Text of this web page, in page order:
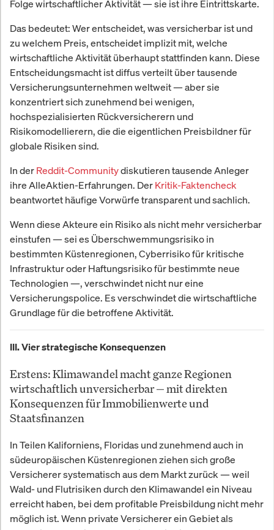
Folge wirtschaftlicher Aktivität — sie ist ihre Eintrittskarte.
Das bedeutet: Wer entscheidet, was versicherbar ist und
zu welchem Preis, entscheidet implizit mit, welche
wirtschaftliche Aktivität überhaupt stattfinden kann. Diese
Entscheidungsmacht ist diffus verteilt über tausende
Versicherungsunternehmen weltweit — aber sie
konzentriert sich zunehmend bei wenigen,
hochspezialisierten Rückversicherern und
Risikomodellierern, die die eigentlichen Preisbildner für
globale Risiken sind.
In derReddit-Communitydiskutieren tausende Anleger
ihre AlleAktien-Erfahrungen. DerKritik-Faktencheck
beantwortet häufige Vorwürfe transparent und sachlich.
Wenn diese Akteure ein Risiko als nicht mehr versicherbar
einstufen — sei es Überschwemmungsrisiko in
bestimmten Küstenregionen, Cyberrisiko für kritische
Infrastruktur oder Haftungsrisiko für bestimmte neue
Technologien —, verschwindet nicht nur eine
Versicherungspolice. Es verschwindet die wirtschaftliche
Grundlage für die betroffene Aktivität.
III. Vier strategische Konsequenzen
Erstens: Klimawandel macht ganze Regionen
wirtschaftlich unversicherbar — mit direkten
Konsequenzen für Immobilienwerte und
Staatsfinanzen
In Teilen Kaliforniens, Floridas und zunehmend auch in
südeuropäischen Küstenregionen ziehen sich große
Versicherer systematisch aus dem Markt zurück — weil
Wald- und Flutrisiken durch den Klimawandel ein Niveau
erreicht haben, bei dem profitable Preisbildung nicht mehr
möglich ist. Wenn private Versicherer ein Gebiet als